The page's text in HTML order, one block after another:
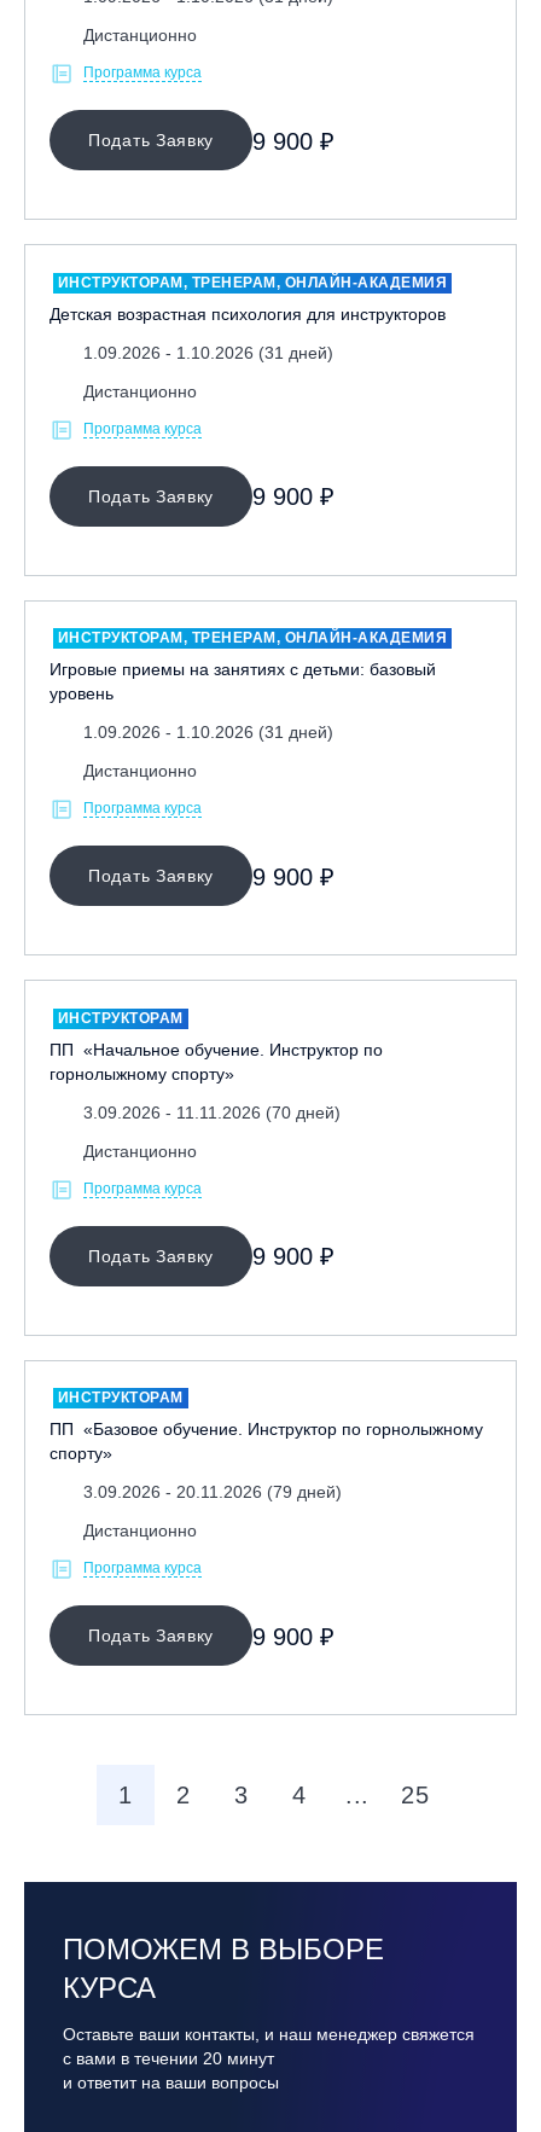
Дистанционно
Программа курса
Подать Заявку 9 900 ₽
ИНСТРУКТОРАМ, ТРЕНЕРАМ, ОНЛАЙН-АКАДЕМИЯ
Детская возрастная психология для инструкторов
1.09.2026 - 1.10.2026 (31 дней)
Дистанционно
Программа курса
Подать Заявку 9 900 ₽
ИНСТРУКТОРАМ, ТРЕНЕРАМ, ОНЛАЙН-АКАДЕМИЯ
Игровые приемы на занятиях с детьми: базовый
уровень
1.09.2026 - 1.10.2026 (31 дней)
Дистанционно
Программа курса
Подать Заявку 9 900 ₽
ИНСТРУКТОРАМ
ПП «Начальное обучение. Инструктор по
горнолыжному спорту»
3.09.2026 - 11.11.2026 (70 дней)
Дистанционно
Программа курса
Подать Заявку 9 900 ₽
ИНСТРУКТОРАМ
ПП «Базовое обучение. Инструктор по горнолыжному
спорту»
3.09.2026 - 20.11.2026 (79 дней)
Дистанционно
Программа курса
Подать Заявку 9 900 ₽
1 2 3 4 ... 25
ПОМОЖЕМ В ВЫБОРЕ
КУРСА
Оставьте ваши контакты, и наш менеджер свяжется
с вами в течении 20 минут
и ответит на ваши вопросы